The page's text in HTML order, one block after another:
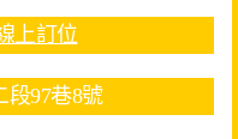
上訂位
97巷8號